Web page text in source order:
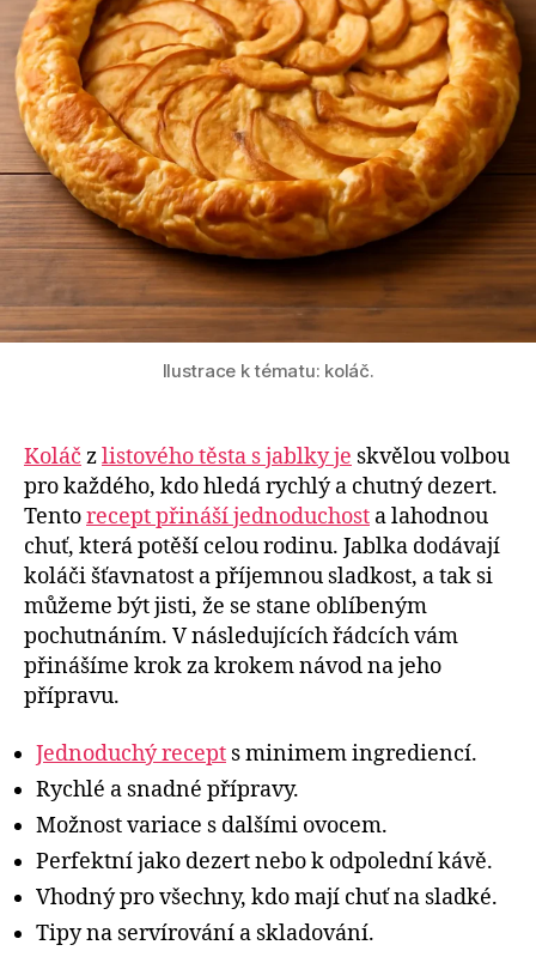
Ilustrace k tématu: koláč.
Koláč zlistového těsta s jablky je skvělou volbou
pro každého, kdo hledá rychlý a chutný dezert.
Tentorecept přináší jednoduchost a lahodnou
chuť, která potěší celou rodinu. Jablka dodávají
koláči šťavnatost a příjemnou sladkost, a tak si
můžeme být jisti, že se stane oblíbeným
pochutnáním. V následujících řádcích vám
přinášíme krok za krokem návod na jeho
přípravu.
Jednoduchý recept s minimem ingrediencí.
Rychlé a snadné přípravy.
Možnost variace s dalšími ovocem.
Perfektní jako dezert nebo k odpolední kávě.
Vhodný pro všechny, kdo mají chuť na sladké.
Tipy na servírování a skladování.